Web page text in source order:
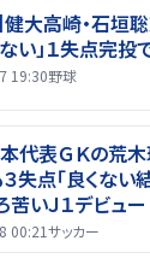
健大高崎・石垣
い」１失点完投
19:30野球
本代表ＧＫの荒
失点「良くない
いＪ１デビュー
00:21サッカー